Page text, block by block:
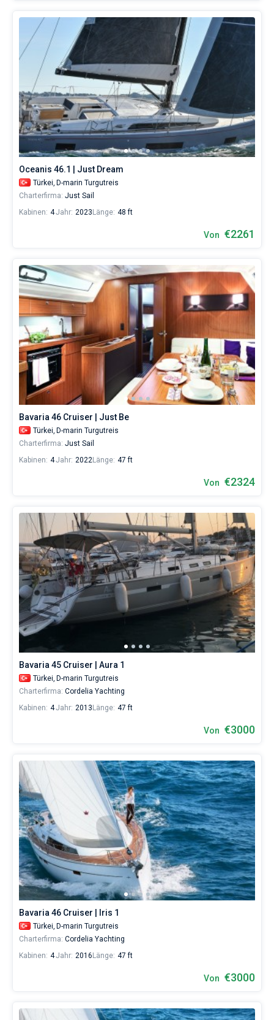
vorstellen.
Nahe
Marina
Bodrum
Marina,
marin
Turgutreis
Gümbet
Marina.
Oceanis 46.1 | Just Dream
Türkei, D-marin Turgutreis
Charterfirma: Just Sail
Kabinen: 4Jahr: 2023 Länge: 48 ft
Von €2261
Bavaria 46 Cruiser | Just Be
Türkei, D-marin Turgutreis
Charterfirma: Just Sail
Kabinen: 4Jahr: 2022Länge: 47 ft
Von €2324
Bavaria 45 Cruiser | Aura 1
Türkei, D-marin Turgutreis
Charterfirma: Cordelia Yachting
Kabinen: 4Jahr: 2013 Länge: 47 ft
Von €3000
Bavaria 46 Cruiser | Iris 1
Türkei, D-marin Turgutreis
Charterfirma: Cordelia Yachting
Kabinen: 4Jahr: 2016 Länge: 47 ft
Von €3000